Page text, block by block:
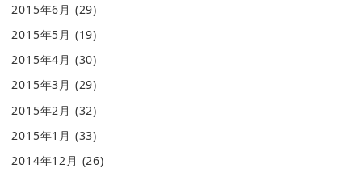
2015年6月 (29)
2015年5月 (19)
2015年4月 (30)
2015年3月 (29)
2015年2月 (32)
2015年1月 (33)
2014年12月 (26)